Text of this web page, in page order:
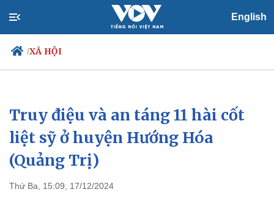
English
/XÃ HỘI
Chính trị
Đảng
Tổ chức nhân sự
Quốc hội
Nhận diện sự thật
Xã hội
Tin 24h
Dự báo thời tiết
Truy điệu và an táng 11 hài cốt
liệt sỹ ở huyện Hướng Hóa
(Quảng Trị)
Thứ Ba, 15:09, 17/12/2024